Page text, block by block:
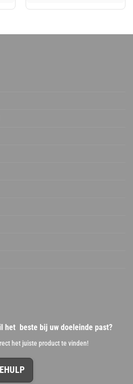
€ 9,73.
€ 8,11.
het beste bij uw doeleinde past?
het juiste product te vinden!